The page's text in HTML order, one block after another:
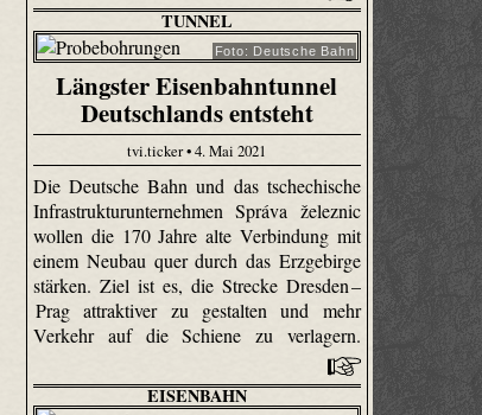
TUNNEL
Foto: Deutsche Bahn
Längster Eisenbahntunnel
Deutschlands entsteht
tvi.ticker • 4. Mai 2021
Die Deutsche Bahn und das tschechische
Infrastrukturunternehmen Správa železnic
wollen die 170 Jahre alte Verbindung mit
einem Neubau quer durch das Erzgebirge
stärken. Ziel ist es, die Strecke Dresden –
Prag attraktiver zu gestalten und mehr
Verkehr auf die Schiene zu verlagern.
EISENBAHN